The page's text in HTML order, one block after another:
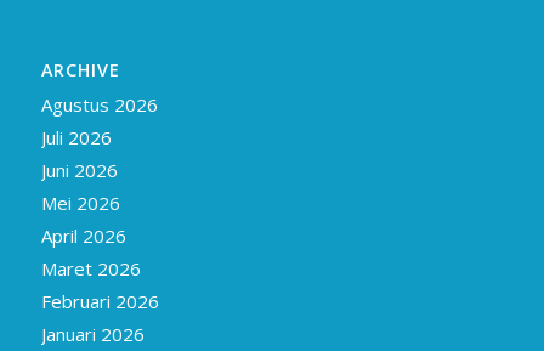
ARCHIVE
Agustus 2026
Juli 2026
Juni 2026
Mei 2026
April 2026
Maret 2026
Februari 2026
Januari 2026